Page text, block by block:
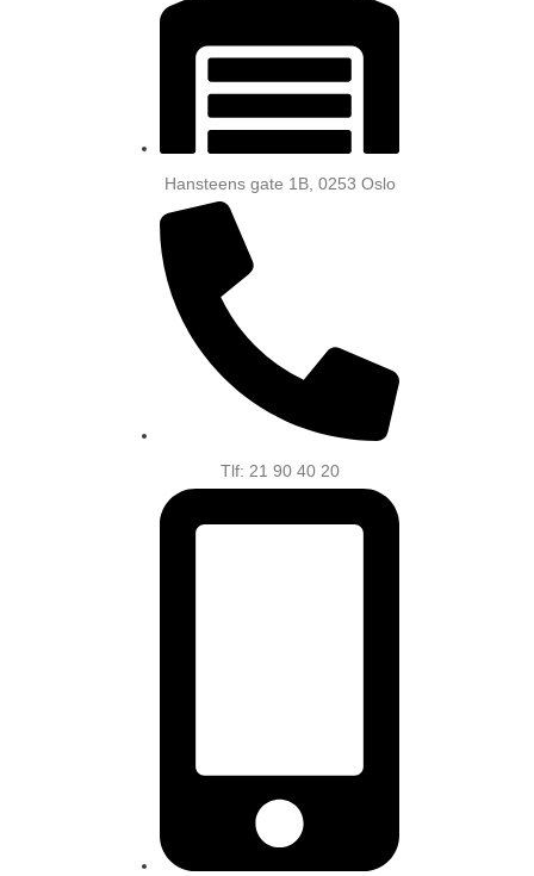
Hansteens gate 1B, 0253 Oslo
Tlf: 21 90 40 20